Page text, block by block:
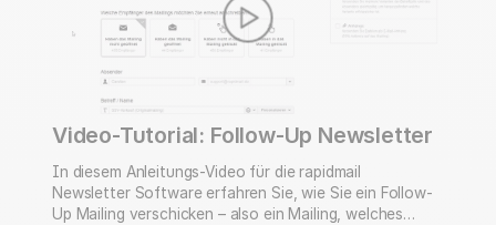
Video-Tutorial: Follow-Up Newsletter
In diesem Anleitungs-Video für die rapidmail
Newsletter Software erfahren Sie, wie Sie ein Follow-
Up Mailing verschicken – also ein Mailing, welches